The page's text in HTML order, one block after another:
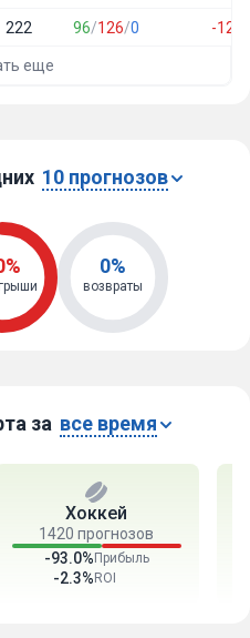
222 96/126/0 -12.1
еще
10 прогнозов
0%
возвраты
за все время
Хоккей
1420 прогнозов
-93.0%
-2.3%
Прибыль
ROI